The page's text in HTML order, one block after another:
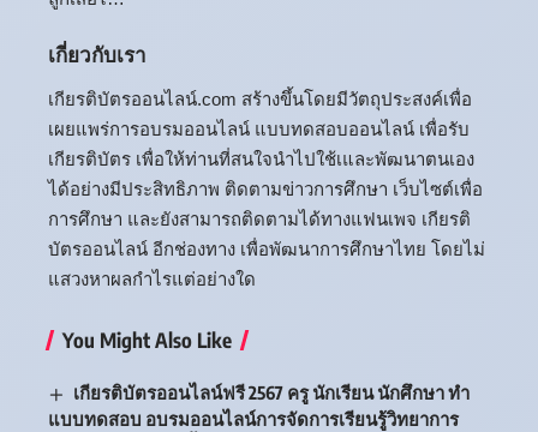
เกี่ยวกับเรา
เกียรติบัตรออนไลน์.com สร้างขึ้นโดยมีวัตถุประสงค์เพื่อ
เผยแพร่การอบรมออนไลน์ แบบทดสอบออนไลน์ เพื่อรับ
เกียรติบัตร เพื่อให้ท่านที่สนใจนำไปใช้เและพัฒนาตนเอง
ได้อย่างมีประสิทธิภาพ ติดตามข่าวการศึกษา เว็บไซต์เพื่อ
การศึกษา และยังสามารถติดตามได้ทางแฟนเพจ เกียรติ
บัตรออนไลน์ อีกช่องทาง เพื่อพัฒนาการศึกษาไทย โดยไม่
แสวงหาผลกำไรแต่อย่างใด
You Might Also Like
เกียรติบัตรออนไลน์ฟรี 2567 ครู นักเรียน นักศึกษา ทำ
แบบทดสอบ อบรมออนไลน์การจัดการเรียนรู้วิทยาการ